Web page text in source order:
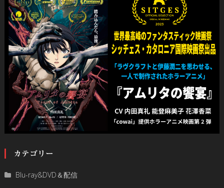
カテゴリー
Blu-ray&DVD＆配信